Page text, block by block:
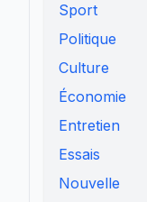
Sport
Politique
Culture
Économie
Entretien
Essais
Nouvelle